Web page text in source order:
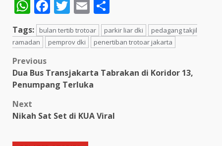
WhatsApp
Facebook
Twitter
Email
Tags: bulan tertib trotoar parkir liar dki
pedagang takjil
ramadan
pemprov dki penertiban trotoar jakarta
Post
navigation
Previous
Dua Bus Transjakarta Tabrakan di Koridor 13,
Penumpang Terluka
Next
Nikah Sat Set di KUA Viral